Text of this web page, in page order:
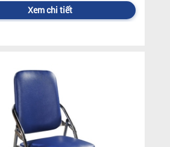
Xem chi tiết